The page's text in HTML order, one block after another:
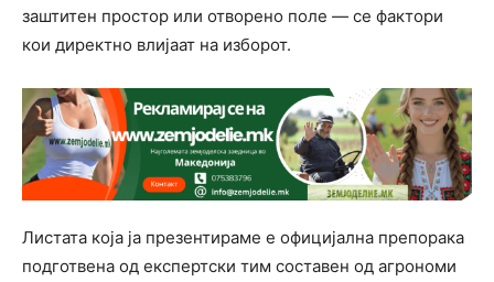
заштитен простор или отворено поле — се фактори
кои директно влијаат на изборот.
Листата која ја презентираме е официјална препорака
подготвена од експертски тим составен од агрономи